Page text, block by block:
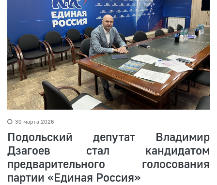
30 марта 2026
Подольский депутат Владимир
Дзагоев стал кандидатом
предварительного голосования
партии «Единая Россия»